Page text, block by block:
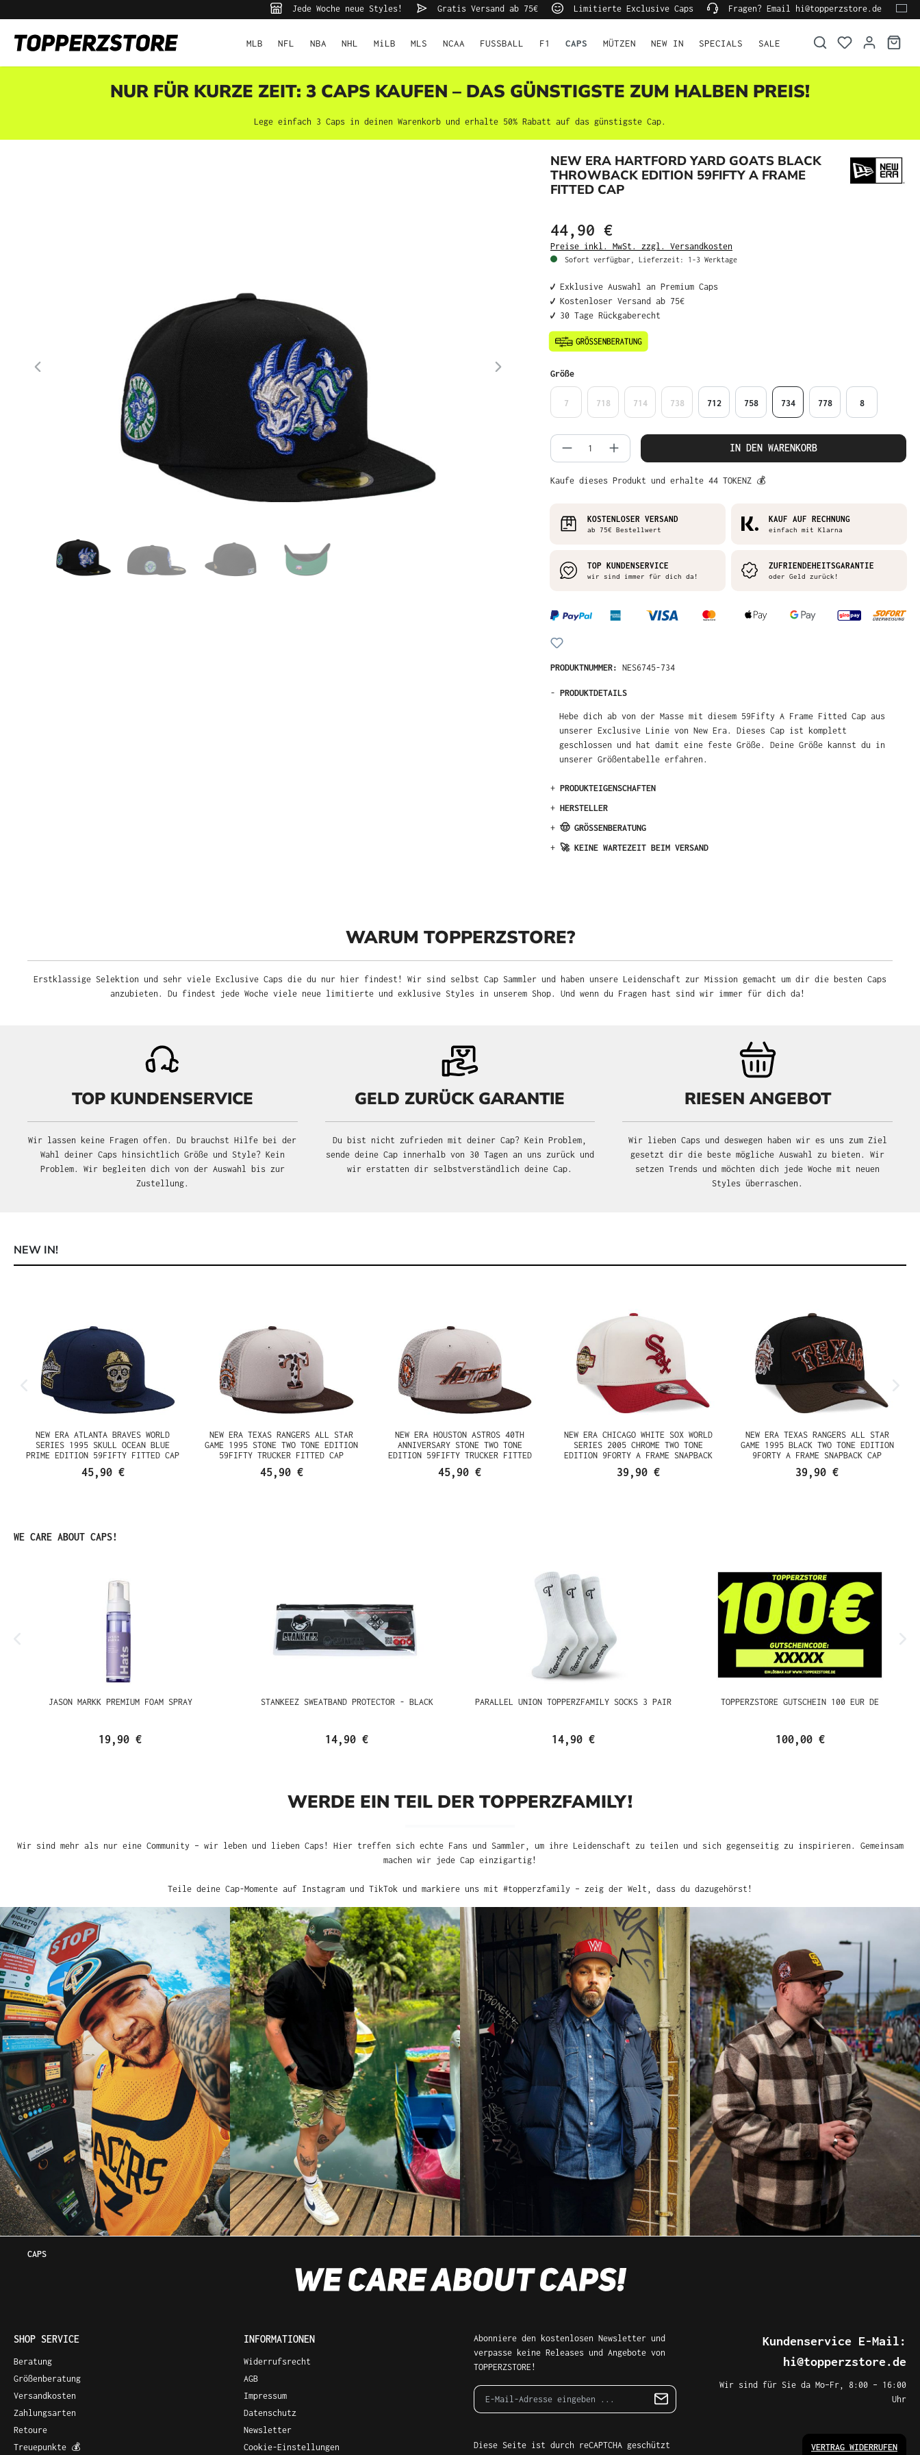
Jede Woche neue Styles! Gratis Versand ab 75€ Limitierte Exclusive Caps Fragen? Email hi@topperzstore.de
MLB NFL NBA NHL MiLB MLS NCAA FUSSBALL F1 CAPS MÜTZEN NEW IN SPECIALS SALE
NUR FÜR KURZE ZEIT: 3 CAPS KAUFEN – DAS GÜNSTIGSTE ZUM HALBEN PREIS!
Lege einfach 3 Caps in deinen Warenkorb und erhalte 50% Rabatt auf das günstigste Cap.
NEW ERA HARTFORD YARD GOATS BLACK
THROWBACK EDITION 59FIFTY A FRAME
FITTED CAP
44,90 €
Preise inkl. MwSt. zzgl. Versandkosten
Sofort verfügbar, Lieferzeit: 1-3 Werktage
✔️ Exklusive Auswahl an Premium Caps
✔️ Kostenloser Versand ab 75€
✔️ 30 Tage Rückgaberecht
Größeauswählen
7 718 714 738 712 758 734 778 8
Produkt Anzahl: Gib den gewünschten Wert
IN DEN WARENKORB
Kaufe dieses Produkt und erhalte 44 TOKENZ 💰
KOSTENLOSER VERSAND
ab 75€ Bestellwert
KAUF AUF RECHNUNG
einfach mit Klarna
TOP KUNDENSERVICE
wir sind immer für dich da!
ZUFRIENDEHEITSGARANTIE
oder Geld zurück!
PRODUKTNUMMER: NES6745-734
- PRODUKTDETAILS
Hebe dich ab von der Masse mit diesem 59Fifty A Frame Fitted Cap aus
unserer Exclusive Linie von New Era. Dieses Cap ist komplett
geschlossen und hat damit eine feste Größe. Deine Größe kannst du in
unserer Größentabelle erfahren.
+ PRODUKTEIGENSCHAFTEN
+ HERSTELLER
+ 🤠 GRÖSSENBERATUNG
+ 🚀 KEINE WARTEZEIT BEIM VERSAND
WARUM TOPPERZSTORE?
Erstklassige Selektion und sehr viele Exclusive Caps die du nur hier findest! Wir sind selbst Cap Sammler und haben unsere Leidenschaft zur Mission gemacht um dir die besten Caps
anzubieten. Du findest jede Woche viele neue limitierte und exklusive Styles in unserem Shop. Und wenn du Fragen hast sind wir immer für dich da!
TOP KUNDENSERVICE
Wir lassen keine Fragen offen. Du brauchst Hilfe bei der
Wahl deiner Caps hinsichtlich Größe und Style? Kein
Problem. Wir begleiten dich von der Auswahl bis zur
Zustellung.
GELD ZURÜCK GARANTIE
Du bist nicht zufrieden mit deiner Cap? Kein Problem,
sende deine Cap innerhalb von 30 Tagen an uns zurück und
wir erstatten dir selbstverständlich deine Cap.
RIESEN ANGEBOT
Wir lieben Caps und deswegen haben wir es uns zum Ziel
gesetzt dir die beste mögliche Auswahl zu bieten. Wir
setzen Trends und möchten dich jede Woche mit neuen
Styles überraschen.
NEW IN!
NEW ERA ATLANTA BRAVES WORLD
SERIES 1995 SKULL OCEAN BLUE
PRIME EDITION 59FIFTY FITTED CAP
45,90 €
NEW ERA TEXAS RANGERS ALL STAR
GAME 1995 STONE TWO TONE EDITION
59FIFTY TRUCKER FITTED CAP
45,90 €
NEW ERA HOUSTON ASTROS 40TH
ANNIVERSARY STONE TWO TONE
EDITION 59FIFTY TRUCKER FITTED
CAP
45,90 €
NEW ERA CHICAGO WHITE SOX WORLD
SERIES 2005 CHROME TWO TONE
EDITION 9FORTY A FRAME SNAPBACK
CAP
39,90 €
NEW ERA TEXAS RANGERS ALL STAR
GAME 1995 BLACK TWO TONE EDITION
9FORTY A FRAME SNAPBACK CAP
39,90 €
Produktgalerie überspringen
WE CARE ABOUT CAPS!
JASON MARKK PREMIUM FOAM SPRAY
19,90 €
STANKEEZ SWEATBAND PROTECTOR - BLACK
14,90 €
PARALLEL UNION TOPPERZFAMILY SOCKS 3 PAIR
14,90 €
TOPPERZSTORE GUTSCHEIN 100 EUR DE
100,00 €
WERDE EIN TEIL DER TOPPERZFAMILY!
Wir sind mehr als nur eine Community – wir leben und lieben Caps! Hier treffen sich echte Fans und Sammler, um ihre Leidenschaft zu teilen und sich gegenseitig zu inspirieren. Gemeinsam
machen wir jede Cap einzigartig!
Teile deine Cap-Momente auf Instagram und TikTok und markiere uns mit #topperzfamily – zeig der Welt, dass du dazugehörst!
CAPS
SHOP SERVICE
Beratung
Größenberatung
Versandkosten
Zahlungsarten
Retoure
Treuepunkte 💰
INFORMATIONEN
Widerrufsrecht
AGB
Impressum
Datenschutz
Newsletter
Cookie-Einstellungen
Abonniere den kostenlosen Newsletter und
verpasse keine Releases und Angebote von
TOPPERZSTORE!
Diese Seite ist durch reCAPTCHA geschützt
Kundenservice E-Mail:
hi@topperzstore.de
Wir sind für Sie da Mo–Fr, 8:00 – 16:00
Uhr
VERTRAG WIDERRUFEN